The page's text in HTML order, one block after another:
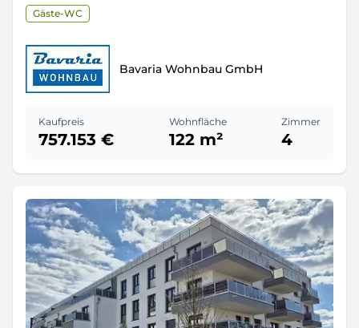
Gäste-WC
Bavaria Wohnbau GmbH
Kaufpreis
757.153 €
Wohnfläche
122 m²
Zimmer
4